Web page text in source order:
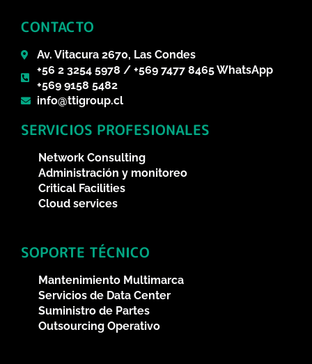
CONTACTO
Av. Vitacura 2670, Las Condes
+56 2 3254 5978 / +569 7477 8465 WhatsApp
+569 9158 5482
info@ttigroup.cl
SERVICIOS PROFESIONALES
Network Consulting
Administración y monitoreo
Critical Facilities
Cloud services
SOPORTE TÉCNICO
Mantenimiento Multimarca
Servicios de Data Center
Suministro de Partes
Outsourcing Operativo